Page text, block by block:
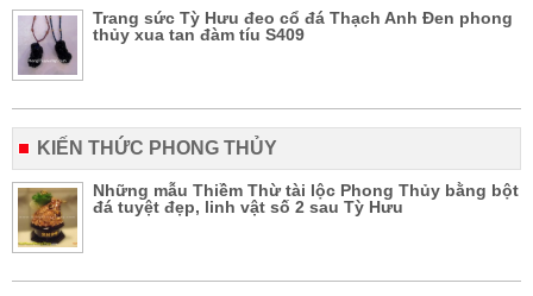
Trang sức Tỳ Hưu đeo cổ đá Thạch Anh Đen phong
thủy xua tan đàm tíu S409
KIẾN THỨC PHONG THỦY
Những mẫu Thiềm Thừ tài lộc Phong Thủy bằng bột
đá tuyệt đẹp, linh vật số 2 sau Tỳ Hưu